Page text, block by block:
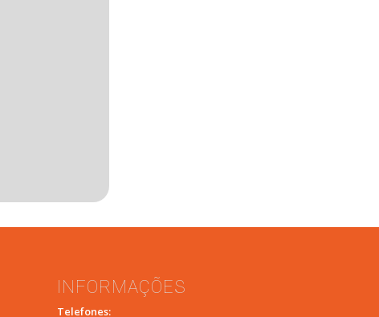
INFORMAÇÕES
Telefones: